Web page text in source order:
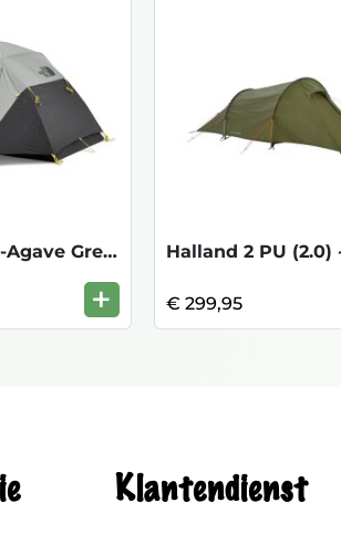
Stormbreak 2 -Agave Green Asph Grey
+ € 299,95
Klantendienst